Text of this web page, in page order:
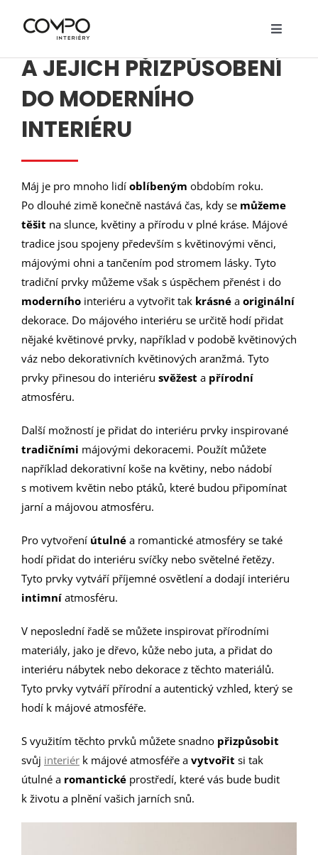
Toggle
O nás
Služby
Realizace
Nábytek
Ceník
Kontakty
MÁJOVÉ TRADICE
A JEJICH PŘIZPŮSOBENÍ
DO MODERNÍHO
INTERIÉRU
Máj je pro mnoho lidí oblíbeným obdobím roku.
Po dlouhé zimě konečně nastává čas, kdy se můžeme
těšit na slunce, květiny a přírodu v plné kráse. Májové
tradice jsou spojeny především s květinovými věnci,
májovými ohni a tančením pod stromem lásky. Tyto
tradiční prvky můžeme však s úspěchem přenést i do
moderního interiéru a vytvořit tak krásné a originální
dekorace. Do májového interiéru se určitě hodí přidat
nějaké květinové prvky, například v podobě květinových
váz nebo dekorativních květinových aranžmá. Tyto
prvky přinesou do interiéru svěžest a přírodní
atmosféru.
Další možností je přidat do interiéru prvky inspirované
tradičními májovými dekoracemi. Použít můžete
například dekorativní koše na květiny, nebo nádobí
s motivem květin nebo ptáků, které budou připomínat
jarní a májovou atmosféru.
Pro vytvoření útulné a romantické atmosféry se také
hodí přidat do interiéru svíčky nebo světelné řetězy.
Tyto prvky vytváří příjemné osvětlení a dodají interiéru
intimní atmosféru.
V neposlední řadě se můžete inspirovat přírodními
materiály, jako je dřevo, kůže nebo juta, a přidat do
interiéru nábytek nebo dekorace z těchto materiálů.
Tyto prvky vytváří přírodní a autentický vzhled, který se
hodí k májové atmosféře.
S využitím těchto prvků můžete snadno přizpůsobit
svůj interiér k májové atmosféře a vytvořit si tak
útulné a romantické prostředí, které vás bude budit
k životu a plnění vašich jarních snů.